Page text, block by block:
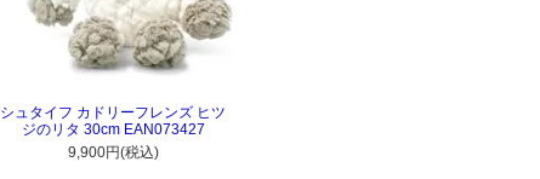
シュタイフ カドリーフレンズ ヒツ
ジのリタ 30cm EAN073427
9,900円(税込)